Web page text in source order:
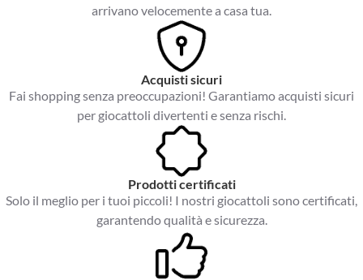
arrivano velocemente a casa tua.
Acquisti sicuri
Fai shopping senza preoccupazioni! Garantiamo acquisti sicuri
per giocattoli divertenti e senza rischi.
Prodotti certificati
Solo il meglio per i tuoi piccoli! I nostri giocattoli sono certificati,
garantendo qualità e sicurezza.